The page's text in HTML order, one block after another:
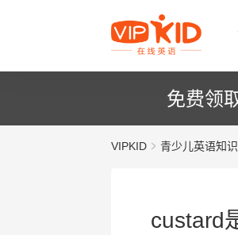
免费领
VIPKID 青少儿英语知识
custard